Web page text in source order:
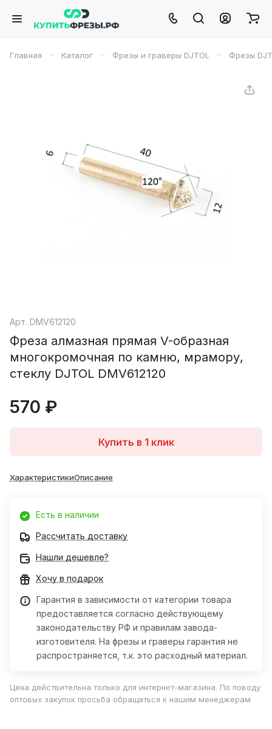
Главная – Каталог – Фрезы и граверы DJTOL – Фрезы
Арт. DMV612120
Фреза алмазная прямая V-образная
многокромочная по камню, мрамору,
стеклу DJTOL DMV612120
570 ₽
Купить в 1 клик
ХарактеристикиОписание
Есть в наличии
Рассчитать доставку
Нашли дешевле?
Хочу в подарок
Гарантия в зависимости от категории товара
предоставляется согласно действующему
законодательству РФ и правилам завода-
изготовителя. На фрезы и граверы гарантия не
распространяется, т.к. это расходный материал.
Цена действительна только для интернет-магазина. По поводу
оптовых закупок просьба обращаться к нашим менеджерам